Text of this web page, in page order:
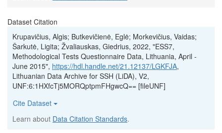
Dataset Citation
Krupavičius, Algis; Butkevičienė, Eglė; Morkevičius, Vaidas;
Šarkutė, Ligita; Žvaliauskas, Giedrius, 2022, "ESS7,
Methodological Tests Questionnaire Data, Lithuania, April -
June 2015", https://hdl.handle.net/21.12137/LGKFJA,
Lithuanian Data Archive for SSH (LiDA), V2,
UNF:6:1HXfcTj5MORQptpmFHgwcQ== [fileUNF]
Cite Dataset
Learn about Data Citation Standards.